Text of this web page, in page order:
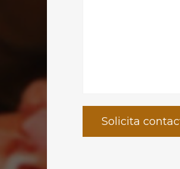
Solicita